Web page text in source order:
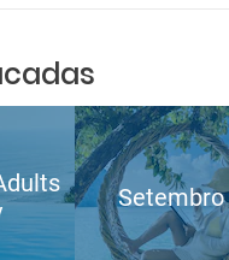
Setembro